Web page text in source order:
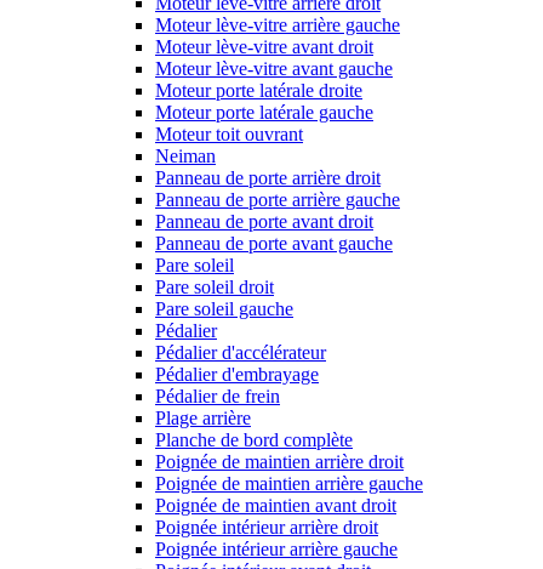
Moteur lève-vitre arrière gauche
Moteur lève-vitre avant droit
Moteur lève-vitre avant gauche
Moteur porte latérale droite
Moteur porte latérale gauche
Moteur toit ouvrant
Neiman
Panneau de porte arrière droit
Panneau de porte arrière gauche
Panneau de porte avant droit
Panneau de porte avant gauche
Pare soleil
Pare soleil droit
Pare soleil gauche
Pédalier
Pédalier d'accélérateur
Pédalier d'embrayage
Pédalier de frein
Plage arrière
Planche de bord complète
Poignée de maintien arrière droit
Poignée de maintien arrière gauche
Poignée de maintien avant droit
Poignée intérieur arrière droit
Poignée intérieur arrière gauche